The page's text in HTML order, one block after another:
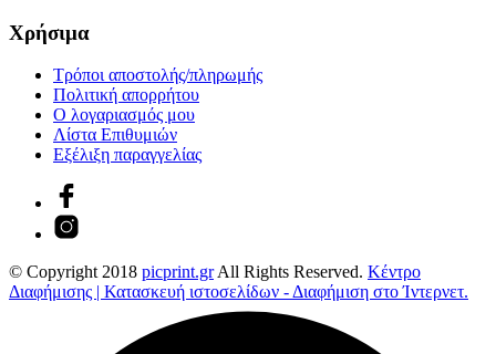
Χρήσιμα
Τρόποι αποστολής/πληρωμής
Πολιτική απορρήτου
Ο λογαριασμός μου
Λίστα Επιθυμιών
Εξέλιξη παραγγελίας
© Copyright 2018 picprint.grAll Rights Reserved. Κέντρο
Διαφήμισης | Κατασκευή ιστοσελίδων - Διαφήμιση στο Ίντερνετ.